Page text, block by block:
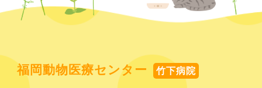
福岡動物医療センター 竹下病院